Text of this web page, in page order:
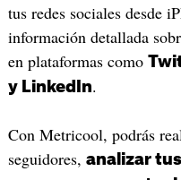
tus redes sociales desde
información detallada
en plataformas como
y LinkedIn.
Con Metricool, podrás
seguidores, analizar